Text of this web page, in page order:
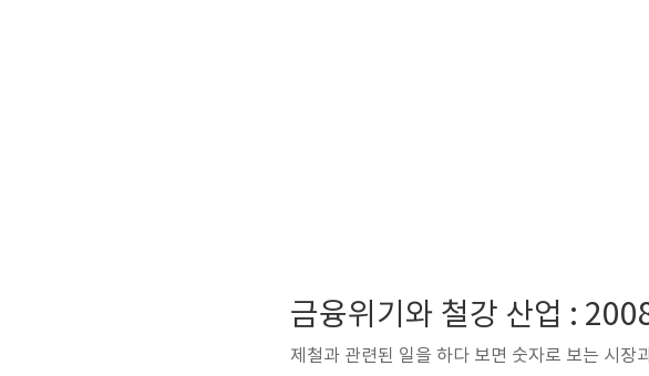
제철과 관련된 일을 하다 보면 숫자로 보는 시장